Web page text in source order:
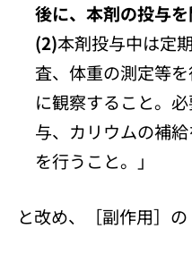
後に、本剤の投与を
(2)本剤投与中は定
査、体重の測定等
に観察すること。
与、カリウムの補
を行うこと。」
と改め、［副作用］